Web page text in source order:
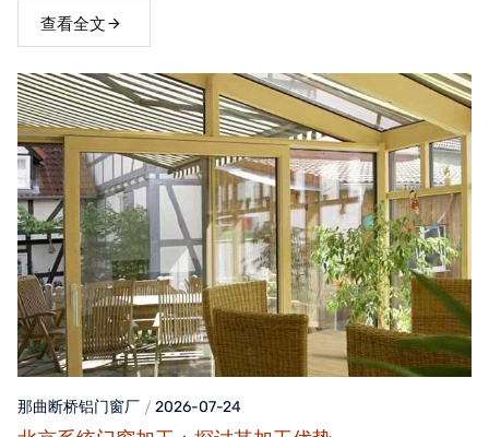
查看全文
那曲断桥铝门窗厂 2026-07-24